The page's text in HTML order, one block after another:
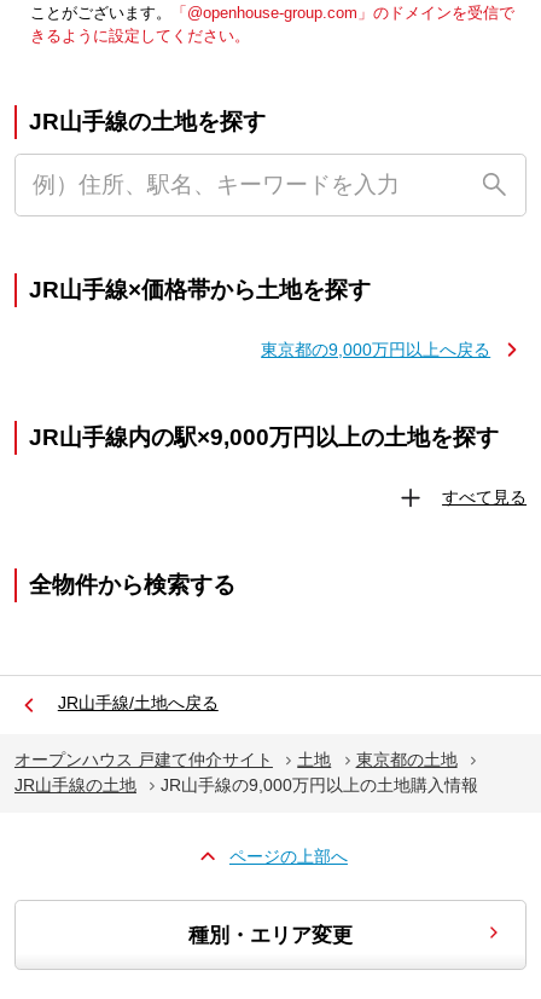
ことがございます。
「@openhouse-group.com」のドメインを受信で
きるように設定してください。
JR山手線の土地を探す
JR山手線×価格帯から土地を探す
東京都の9,000万円以上へ戻る
JR山手線内の駅×9,000万円以上の土地を探す
すべて見る
全物件から検索する
JR山手線/土地へ戻る
オープンハウス 戸建て仲介サイト 土地
東京都の土地
JR山手線の土地
JR山手線の9,000万円以上の土地購入情報
ページの上部へ
種別・エリア変更